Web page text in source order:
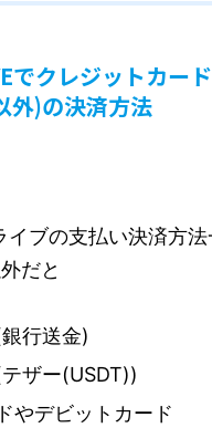
でクレジットカー
外)の決済方法
イブの支払い決済方
だと
行送金)
ザー(USDT))
やデビットカード